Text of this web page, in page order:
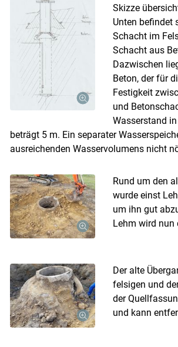
Skizze
Unten befindet
Schacht im
Schacht aus
Dazwischen
Beton, der für
Festigkeit
und
Wasserstand
beträgt 5 m. Ein separater
ausreichenden Wasservolumens nicht
Rund um den
wurde einst
um ihn gut
Lehm wird nun
Der alte
felsigen und
der
und kann